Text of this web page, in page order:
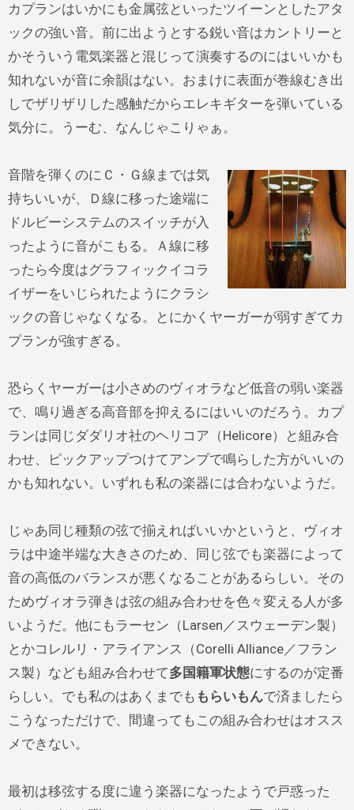
カプランはいかにも金属弦といったツイーンとしたアタ
ックの強い音。前に出ようとする鋭い音はカントリーと
かそういう電気楽器と混じって演奏するのにはいいかも
知れないが音に余韻はない。おまけに表面が巻線むき出
しでザリザリした感触だからエレキギターを弾いている
気分に。うーむ、なんじゃこりゃぁ。
音階を弾くのにＣ・Ｇ線までは気
持ちいいが、Ｄ線に移った途端に
ドルビーシステムのスイッチが入
ったように音がこもる。Ａ線に移
ったら今度はグラフィックイコラ
イザーをいじられたようにクラシ
ックの音じゃなくなる。とにかくヤーガーが弱すぎてカ
プランが強すぎる。
恐らくヤーガーは小さめのヴィオラなど低音の弱い楽器
で、鳴り過ぎる高音部を抑えるにはいいのだろう。カプ
ランは同じダダリオ社のヘリコア（Helicore）と組み合
わせ、ピックアップつけてアンプで鳴らした方がいいの
かも知れない。いずれも私の楽器には合わないようだ。
じゃあ同じ種類の弦で揃えればいいかというと、ヴィオ
ラは中途半端な大きさのため、同じ弦でも楽器によって
音の高低のバランスが悪くなることがあるらしい。その
ためヴィオラ弾きは弦の組み合わせを色々変える人が多
いようだ。他にもラーセン（Larsen／スウェーデン製）
とかコレルリ・アライアンス（Corelli Alliance／フラン
ス製）なども組み合わせて多国籍軍状態にするのが定番
らしい。でも私のはあくまでも もらいもんで済ましたら
こうなっただけで、間違ってもこの組み合わせはオスス
メできない。
最初は移弦する度に違う楽器になったようで戸惑った